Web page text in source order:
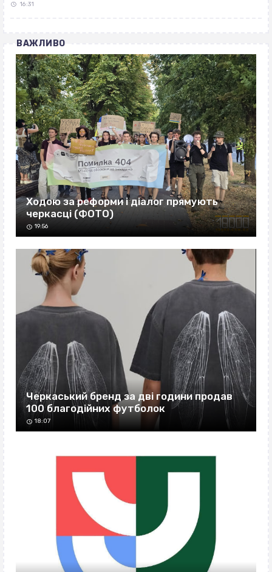
16:31
ВАЖЛИВО
Ходою за реформи і діалог прямують
черкасці (ФОТО)
19:56
Черкаський бренд за дві години продав
100 благодійних футболок
18:07